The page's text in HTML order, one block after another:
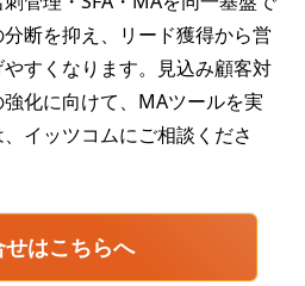
断を抑え、リード獲得から営
すくなります。見込み顧客対
化に向けて、MAツールを実
イッツコムにご相談くださ
せはこちらへ